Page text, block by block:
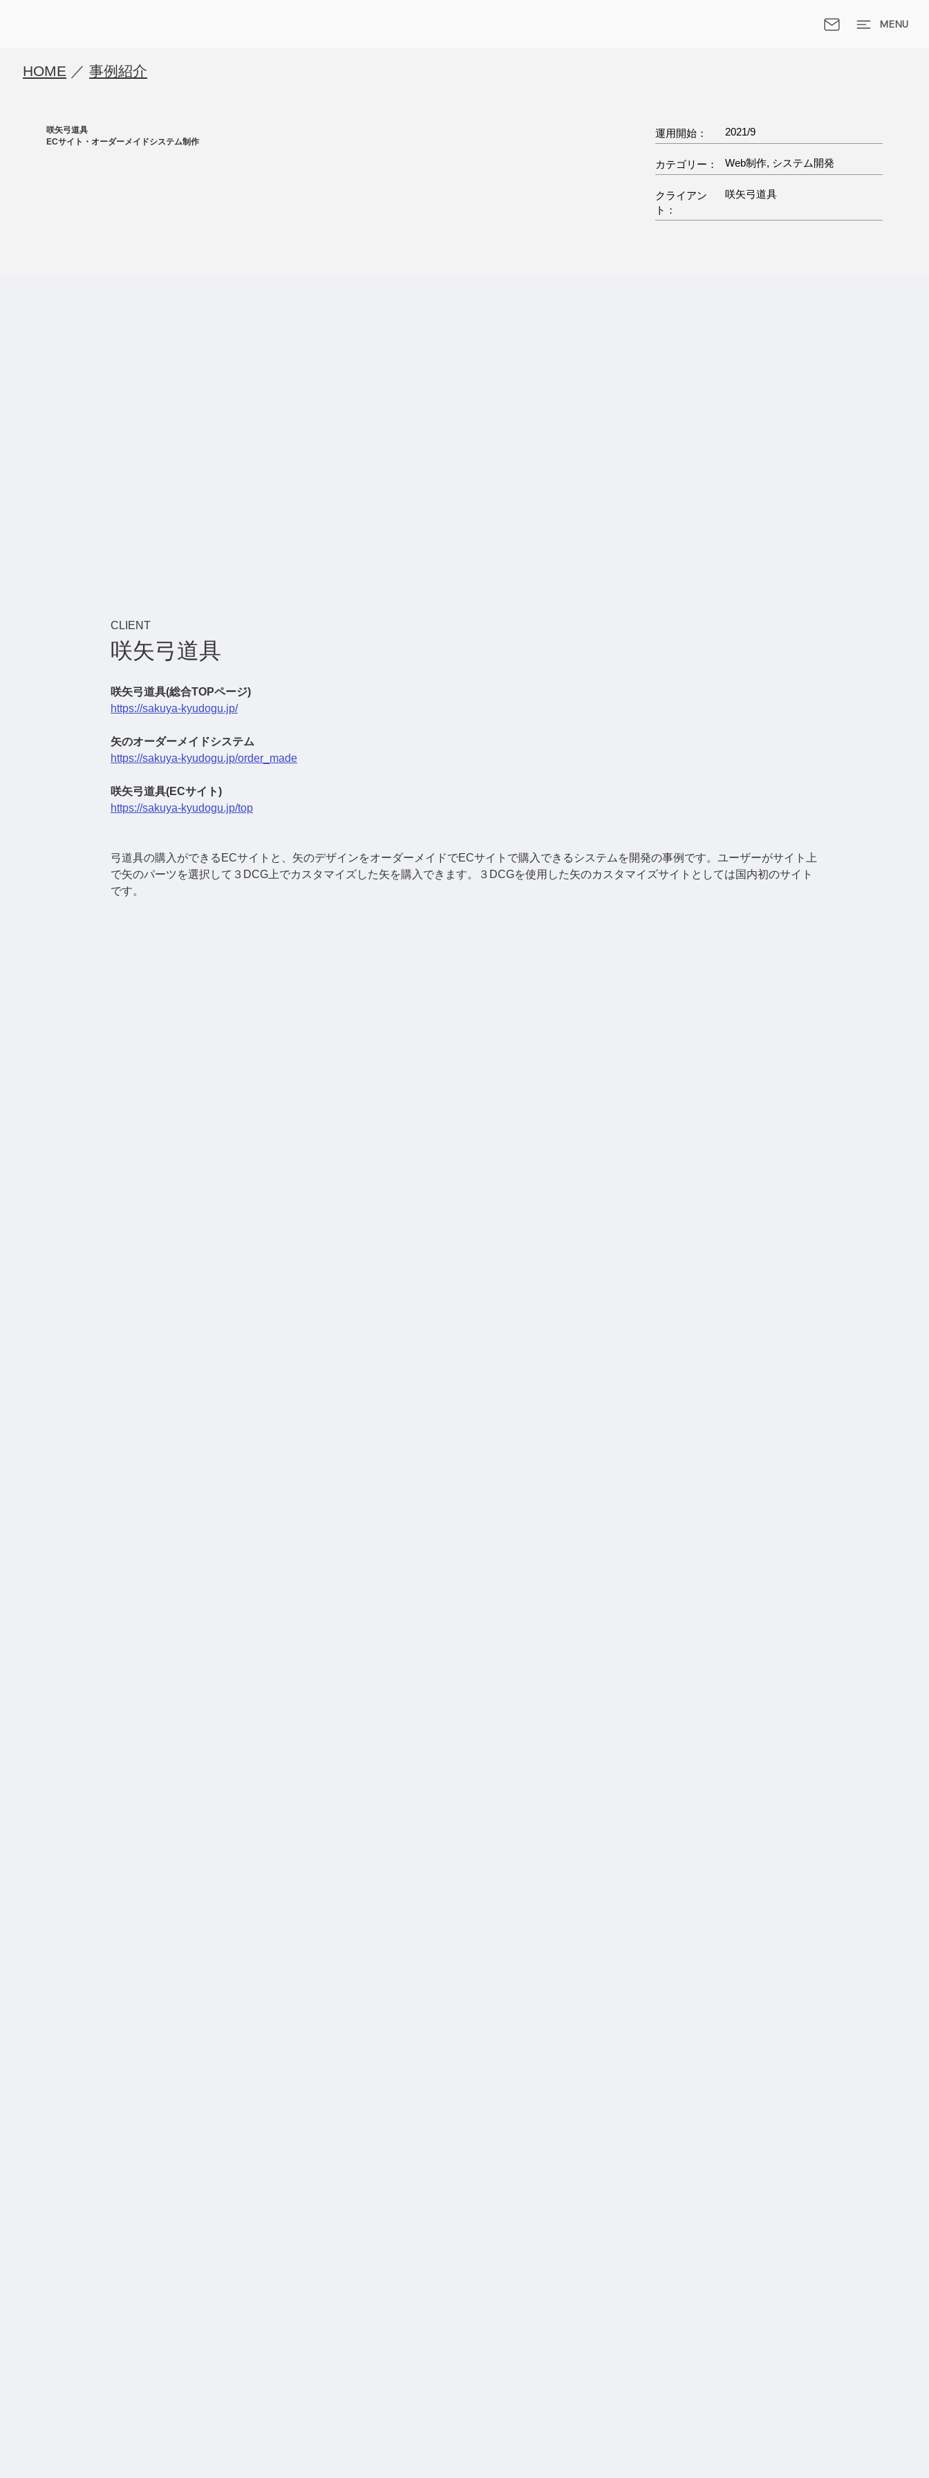
MENU
HOME ／事例紹介
咲矢弓道具
ECサイト・オーダーメイドシステム制作
運用開始： 2021/9
カテゴリー： Web制作, システム開発
クライアン
ト：
咲矢弓道具
CLIENT
咲矢弓道具
咲矢弓道具(総合TOPページ)
https://sakuya-kyudogu.jp/
矢のオーダーメイドシステム
https://sakuya-kyudogu.jp/order_made
咲矢弓道具(ECサイト)
https://sakuya-kyudogu.jp/top
弓道具の購入ができるECサイトと、矢のデザインをオーダーメイドでECサイトで購入できるシステムを開発の事例です。ユーザーがサイト上
で矢のパーツを選択して３DCG上でカスタマイズした矢を購入できます。３DCGを使用した矢のカスタマイズサイトとしては国内初のサイト
です。